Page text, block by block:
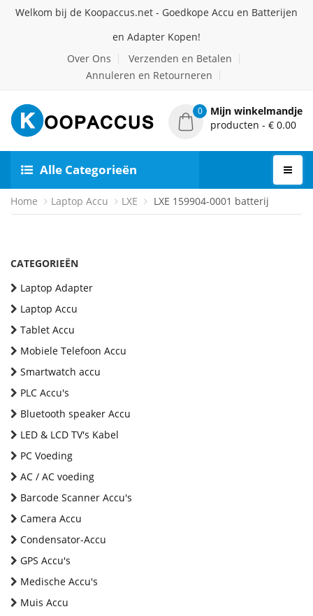
Welkom bij de Koopaccus.net - Goedkope Accu en Batterijen
en Adapter Kopen!
Over Ons
Verzenden en Betalen
Annuleren en Retourneren
0
Mijn winkelmandje
producten - € 0.00
Alle Categorieën
Home Laptop Accu LXE LXE 159904-0001 batterij
CATEGORIEËN
Laptop Adapter
Laptop Accu
Tablet Accu
Mobiele Telefoon Accu
Smartwatch accu
PLC Accu's
Bluetooth speaker Accu
LED & LCD TV's Kabel
PC Voeding
AC / AC voeding
Barcode Scanner Accu's
Camera Accu
Condensator-Accu
GPS Accu's
Medische Accu's
Muis Accu